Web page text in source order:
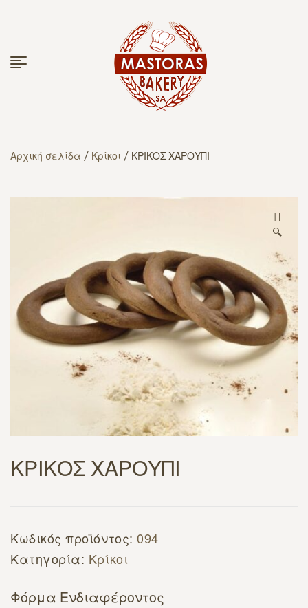
Αρχική σελίδα / Κρίκοι / ΚΡΙΚΟΣ ΧΑΡΟΥΠΙ
🔍
ΚΡΙΚΟΣ ΧΑΡΟΥΠΙ
Κωδικός προϊόντος:094
Κατηγορία: Κρίκοι
Φόρμα Ενδιαφέροντος